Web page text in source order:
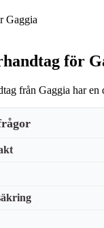
Gaggia
för
från Gaggia har